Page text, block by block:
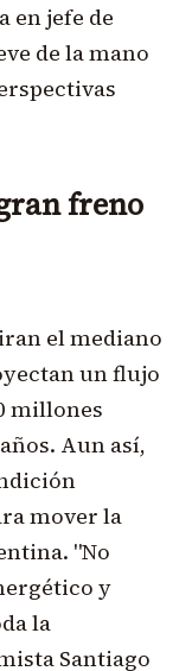
en jefe de
de la mano
freno
el mediano
un flujo
millones
Aun así,
mover la
"No
y
la
Santiago